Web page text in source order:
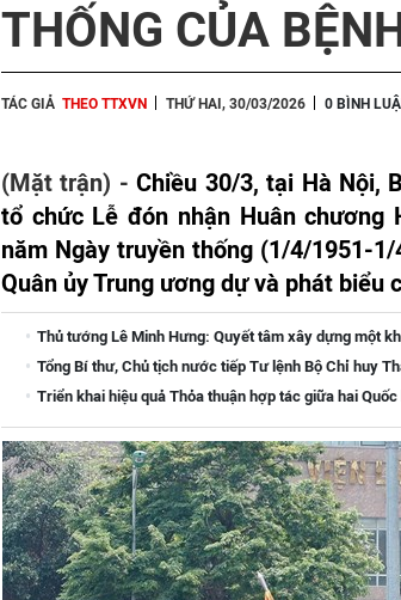
THỐNG CỦA
TÁC GIẢ THEO TTXVN THỨ HAI, 30/03/2026 0 BÌNH
(Mặt trận) -Chiều 30/3, tại Hà Nội,
tổ chức Lễ đón nhận Huân
năm Ngày truyền thống (1/4/1951-
Quân ủy Trung ương dự và phát biểu
Thủ tướng Lê Minh Hưng: Quyết tâm xây dựng một
Tổng Bí thư, Chủ tịch nước tiếp Tư lệnh Bộ Chỉ huy
Triển khai hiệu quả Thỏa thuận hợp tác giữa hai